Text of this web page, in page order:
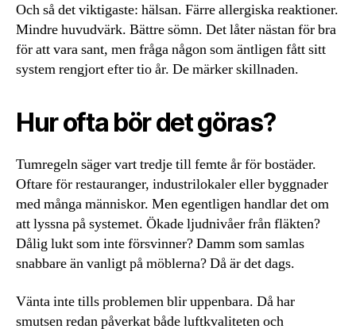
Och så det viktigaste: hälsan. Färre allergiska reaktioner.
Mindre huvudvärk. Bättre sömn. Det låter nästan för bra
för att vara sant, men fråga någon som äntligen fått sitt
system rengjort efter tio år. De märker skillnaden.
Hur ofta bör det göras?
Tumregeln säger vart tredje till femte år för bostäder.
Oftare för restauranger, industrilokaler eller byggnader
med många människor. Men egentligen handlar det om
att lyssna på systemet. Ökade ljudnivåer från fläkten?
Dålig lukt som inte försvinner? Damm som samlas
snabbare än vanligt på möblerna? Då är det dags.
Vänta inte tills problemen blir uppenbara. Då har
smutsen redan påverkat både luftkvaliteten och